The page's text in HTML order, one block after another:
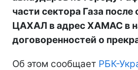
части сектора Газа после
ЦАХАЛ в адрес ХАМАС в
договоренностей о
Об этом сообщает РБК-